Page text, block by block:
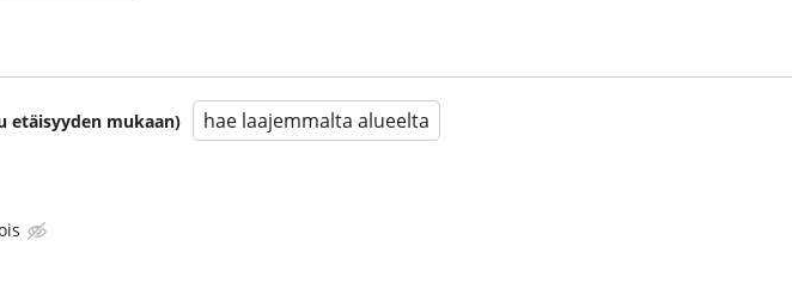
etäisyyden mukaan) hae laajemmalta alueelta